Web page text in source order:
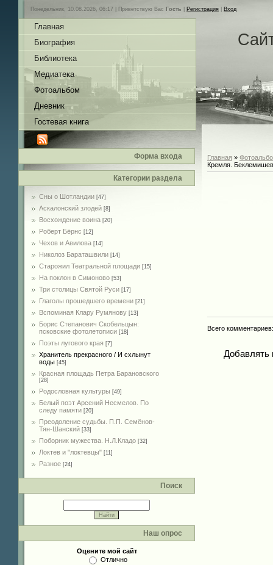
Понедельник, 10.08.2026, 06:17 | Приветствую Вас Гость Регистрация Вход
Главная
Биография
Библиотека
Медиатека
Фотоальбом
Дневник
Гостевая книга
Форма входа
Категории раздела
Сны о Шотландии [47]
Аскалонский злодей [8]
Восхождение воина [20]
Роберт Бёрнс [12]
Чехов и Авилова [14]
Николоз Бараташвили [14]
Cтарожил Театральной площади [15]
На поклон в Симоново [53]
Три столицы Святой Руси [17]
Глаголы прошедшего времени [21]
Вспоминая Клару Румянову [13]
Борис Степанович Скобельцын:
псковские фотолетописи [18]
Поэты лугового края [7]
Хранитель прекрасного / И схлынут
воды [45]
Красная площадь Петра Барановского
[28]
Родословная культуры [49]
Белый поэт Арсений Несмелов. По
следу памяти [20]
Преодоление судьбы. П.П. Семёнов-
Тян-Шанский [33]
Поборник мужества. Н.Л.Кладо [32]
Локтев и "локтевцы" [11]
Разное [24]
Поиск
Наш опрос
Оцените мой сайт
Отлично
Главная »
Кремля.
Всего комментариев
Добавлять